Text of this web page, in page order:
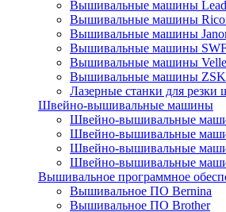
Вышивальные машины
Вышивальные машины
Вышивальные машины
Вышивальные машины
Вышивальные машины
Вышивальные машины ZSK
Лазерные станки для резки
Швейно-вышивальные машины
Швейно-вышивальные
Швейно-вышивальные
Швейно-вышивальные
Швейно-вышивальные
Вышивальное программное
Вышивальное ПО Bernina
Вышивальное ПО Brother